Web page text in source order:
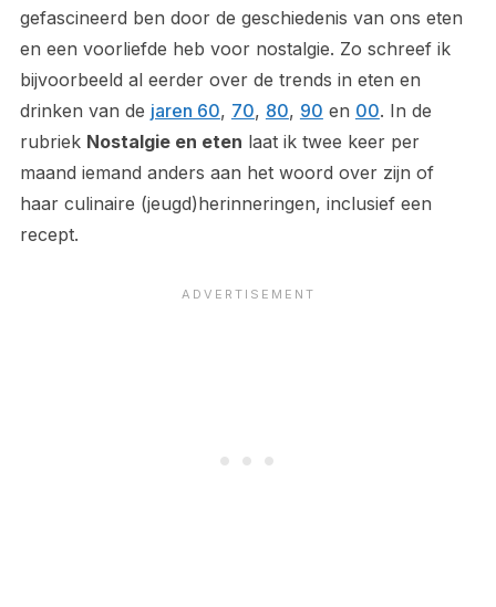
gefascineerd ben door de geschiedenis van ons eten
en een voorliefde heb voor nostalgie. Zo schreef ik
bijvoorbeeld al eerder over de trends in eten en
drinken van de jaren 60, 70, 80, 90 en 00. In de
rubriek Nostalgie en eten laat ik twee keer per
maand iemand anders aan het woord over zijn of
haar culinaire (jeugd)herinneringen, inclusief een
recept.